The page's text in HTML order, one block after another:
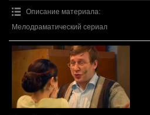
Описание материала:
Мелодраматический сериал